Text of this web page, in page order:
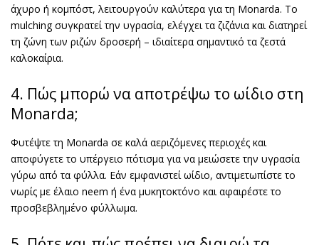
άχυρο ή κομπόστ, λειτουργούν καλύτερα για τη Monarda. Το
mulching συγκρατεί την υγρασία, ελέγχει τα ζιζάνια και διατηρεί
τη ζώνη των ριζών δροσερή – ιδιαίτερα σημαντικό τα ζεστά
καλοκαίρια.
4. Πώς μπορώ να αποτρέψω το ωίδιο στη
Monarda;
Φυτέψτε τη Monarda σε καλά αεριζόμενες περιοχές και
αποφύγετε το υπέργειο πότισμα για να μειώσετε την υγρασία
γύρω από τα φύλλα. Εάν εμφανιστεί ωίδιο, αντιμετωπίστε το
νωρίς με έλαιο neem ή ένα μυκητοκτόνο και αφαιρέστε το
προσβεβλημένο φύλλωμα.